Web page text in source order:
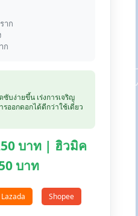
าก
ก
บง่ายขึ้น เร่งการเจริญ
รออกดอกได้ดีกว่าใช้เดี่ยว
บาท | ฮิวมิค
บาท
Lazada Shopee